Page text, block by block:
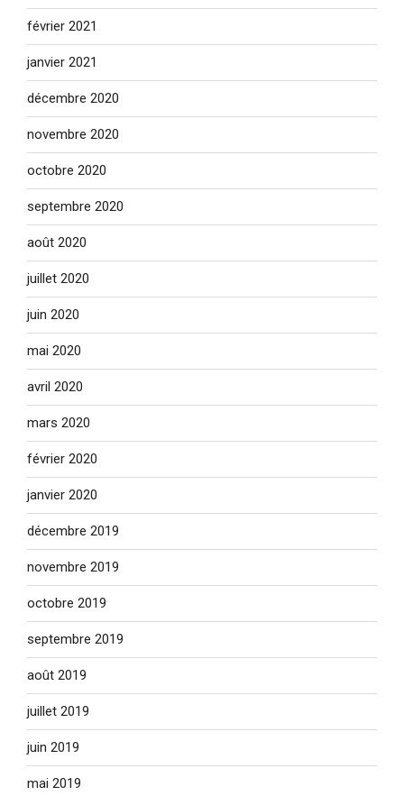
février 2021
janvier 2021
décembre 2020
novembre 2020
octobre 2020
septembre 2020
août 2020
juillet 2020
juin 2020
mai 2020
avril 2020
mars 2020
février 2020
janvier 2020
décembre 2019
novembre 2019
octobre 2019
septembre 2019
août 2019
juillet 2019
juin 2019
mai 2019